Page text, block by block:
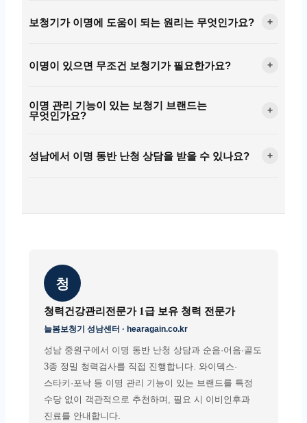
보청기가 이명에 도움이 되는 원리는 무엇인가요? +
이명이 있으면 무조건 보청기가 필요한가요? +
이명 관리 기능이 있는 보청기 브랜드는
무엇인가요?
+
성남에서 이명 동반 난청 상담을 받을 수 있나요? +
청
청력건강관리전문가 1급 보유 청력 전문가
늘봄보청기 성남센터 · hearagain.co.kr
성남 중원구에서 이명 동반 난청 상담과 순음·어음·골도
3종 정밀 청력검사를 직접 진행합니다. 와이덱스·
스타키·포낙 등 이명 관리 기능이 있는 브랜드를 특정
수당 없이 객관적으로 추천하며, 필요 시 이비인후과
진료를 안내합니다.